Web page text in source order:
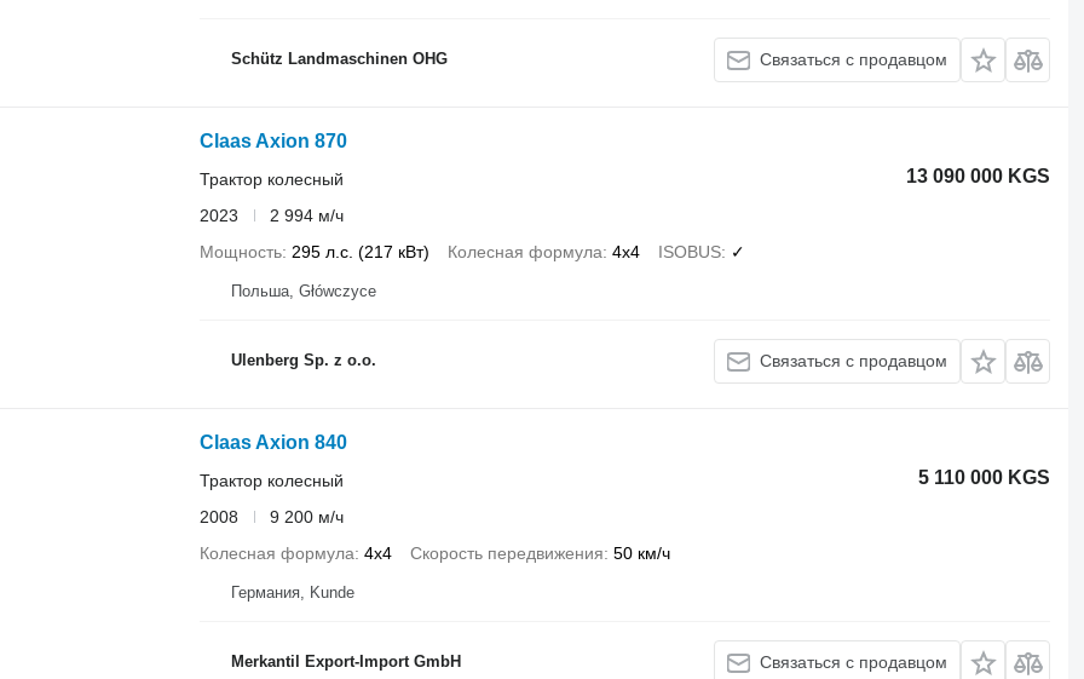
Schütz Landmaschinen OHG Связаться с продавцом
Claas Axion 870
13 090 000 KGS
Трактор колесный
2023
2 994 м/ч
Мощность 295 л.с. (217 кВт) Колесная формула 4x4 ISOBUS ✓
Польша, Główczyce
Ulenberg Sp. z o.o. Связаться с продавцом
Claas Axion 840
5 110 000 KGS
Трактор колесный
2008
9 200 м/ч
Колесная формула 4x4 Скорость передвижения 50 км/ч
Германия, Kunde
Merkantil Export-Import GmbH Связаться с продавцом